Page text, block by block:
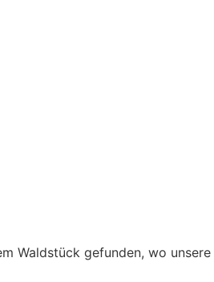
Waldstück gefunden, wo unsere